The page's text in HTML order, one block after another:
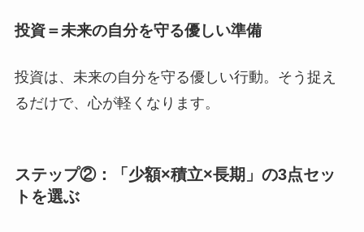
投資＝未来の自分を守る優しい準備
投資は、未来の自分を守る優しい行動。そう捉え
るだけで、心が軽くなります。
ステップ②：「少額×積立×長期」の3点セッ
トを選ぶ